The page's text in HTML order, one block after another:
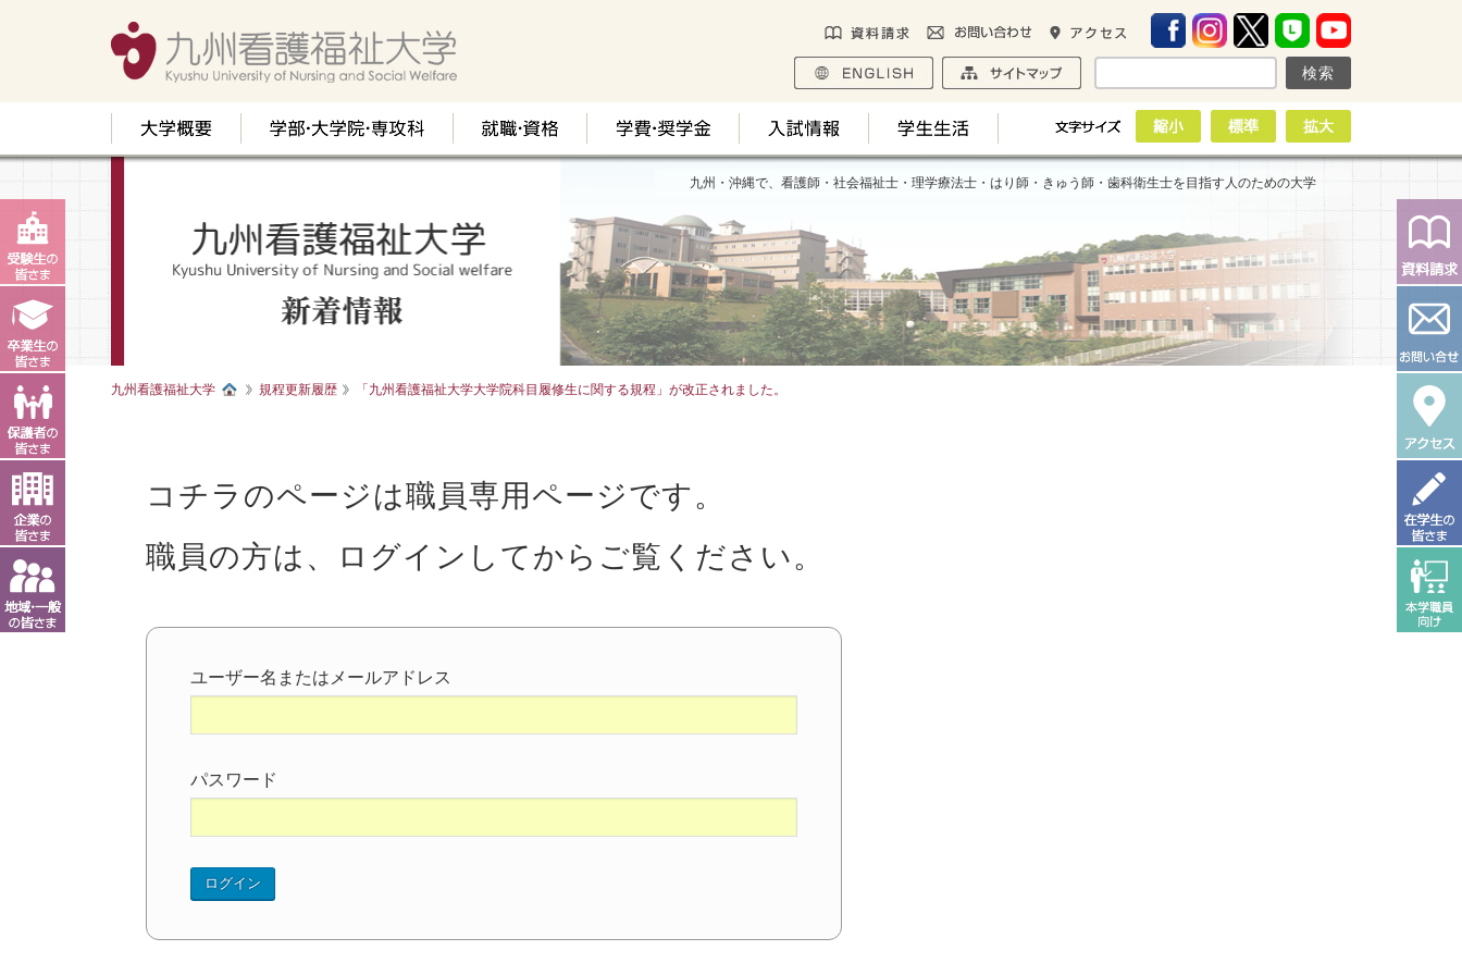
九州・沖縄で、看護師・社会福祉士・理学療法士・はり師・きゅう師・歯科衛生士を目指す人のための大学
九州看護福祉大学 規程更新履歴 「九州看護福祉大学大学院科目履修生に関する規程」が改正されました。
コチラのページは職員専用ページです。
職員の方は、ログインしてからご覧ください。
ユーザー名またはメールアドレス
パスワード